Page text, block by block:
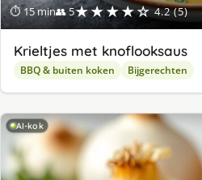
⏱ 15 min👥 5★★★★☆ 4.2 (5)
Krieltjes met knoflooksaus
BBQ & buiten koken Bijgerechten
AI-kok